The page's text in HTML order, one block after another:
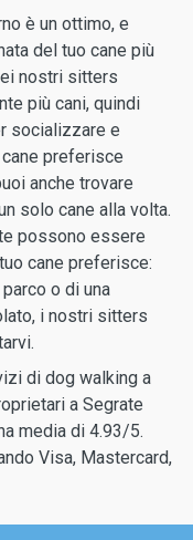
è un ottimo, e
del tuo cane più
nostri sitters
più cani, quindi
socializzare e
preferisce
anche trovare
solo cane alla volta.
possono essere
cane preferisce:
o di una
i nostri sitters
di dog walking a
a Segrate
media di 4.93/5.
Visa, Mastercard,